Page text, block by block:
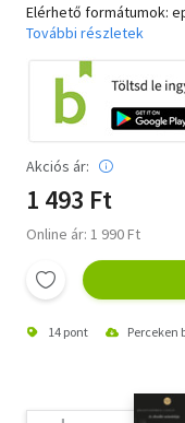
Elérhető formátumok:
További részletek
Akciós ár:
1 493 Ft
Online ár: 1 990 Ft
14 pont Perceken